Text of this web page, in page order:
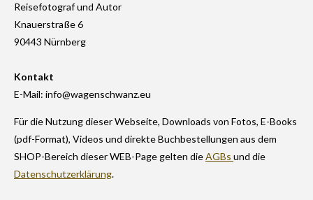
Reisefotograf und Autor
Knauerstraße 6
90443 Nürnberg
Kontakt
E-Mail: info@wagenschwanz.eu
Für die Nutzung dieser Webseite, Downloads von Fotos, E-Books
(pdf-Format), Videos und direkte Buchbestellungen aus dem
SHOP-Bereich dieser WEB-Page gelten dieAGBs und die
Datenschutzerklärung.